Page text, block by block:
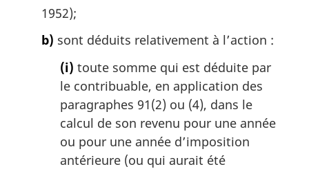
1952);
b) sont déduits relativement à l’action :
(i) toute somme qui est déduite par
le contribuable, en application des
paragraphes 91(2) ou (4), dans le
calcul de son revenu pour une année
ou pour une année d’imposition
antérieure (ou qui aurait été